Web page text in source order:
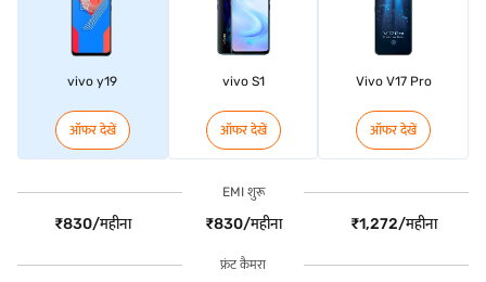
vivo y19
ऑफर देखें
vivo S1
ऑफर देखें
Vivo V17 Pro
ऑफर देखें
EMI शुरू
₹830/महीना ₹830/महीना ₹1,272/महीना
फ्रंट कैमरा